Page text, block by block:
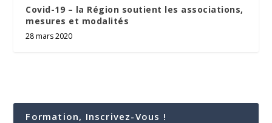
Covid-19 – la Région soutient les associations,
mesures et modalités
28 mars 2020
Formation, Inscrivez-Vous !